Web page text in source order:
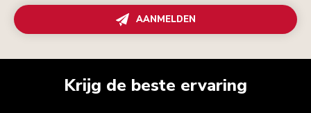
AANMELDEN
Krijg de beste ervaring